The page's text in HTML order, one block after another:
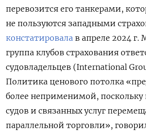
перевозится его танкерами,
не пользуются западными
констатировала в апреле 2024
группа клубов страхования
судовладельцев (International
Политика ценового потолка
более неприменимой, поскольку
судов и связанных услуг
параллельной торговли»,